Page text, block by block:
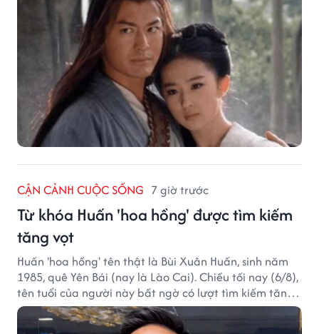
CẬN CẢNH CUỘC SỐNG 7 giờ trước
Từ khóa Huấn 'hoa hồng' được tìm kiếm
tăng vọt
Huấn 'hoa hồng' tên thật là Bùi Xuân Huấn, sinh năm
1985, quê Yên Bái (nay là Lào Cai). Chiều tối nay (6/8),
tên tuổi của người này bất ngờ có lượt tìm kiếm tăng
vọt.